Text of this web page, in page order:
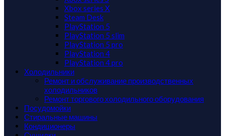
Xbox series X
Steam Desk
PlayStation 5
PlayStation 5 slim
PlayStation 5 pro
PlayStation 4
PlayStation 4 pro
Холодильники
Ремонт и обслуживание производственных
холодильников
Ремонт торгового холодильного оборудования
Посудомойки
Стиральные машины
Кондиционеры